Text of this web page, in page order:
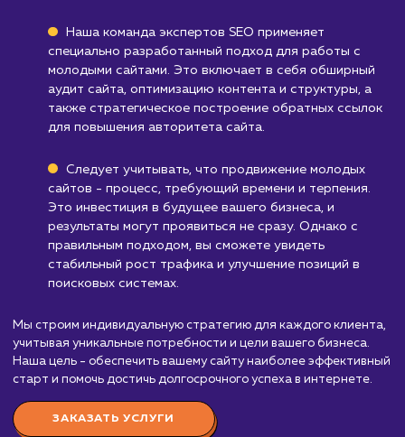
продажах, то эта услуга может быть не
релевантна.
Узнать почему
Стоимость
молодых сайтов
от 35 000 ₽
Стоимость услуги "Продвижение молодых
начинается от 35 000 рублей в месяц. Эта услуга
идеально подходит для вновь созданных или